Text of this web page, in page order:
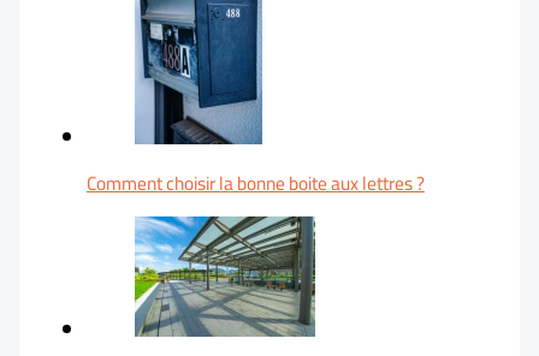
Comment choisir la bonne boite aux lettres ?